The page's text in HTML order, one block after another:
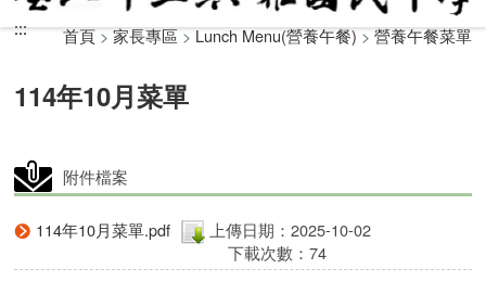
:::
:::
114年10月菜單
首頁>家長專區>Lunch Menu(營養午餐)>營養午餐菜單
附件檔案
114年10月菜單.pdf
上傳日期：2025-10-02
下載次數：74